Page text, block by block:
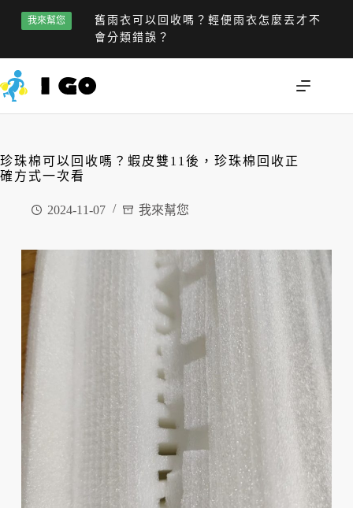
我來幫您
舊雨衣可以回收嗎？輕便雨衣怎麼丟才不
會分類錯誤？
珍珠棉可以回收嗎？蝦皮雙11後，珍珠棉回收正
確方式一次看
2024-11-07 我來幫您